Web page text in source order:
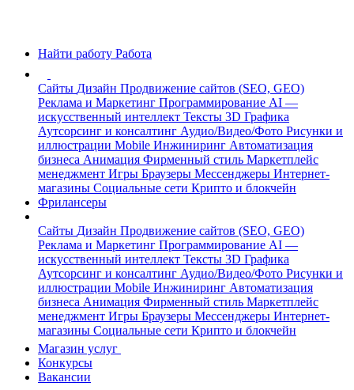
Найти работу Работа
Сайты Дизайн Продвижение сайтов (SEO, GEO)
Реклама и Маркетинг Программирование AI —
искусственный интеллект Тексты 3D Графика
Аутсорсинг и консалтинг Аудио/Видео/Фото Рисунки и
иллюстрации Mobile Инжиниринг Автоматизация
бизнеса Анимация Фирменный стиль Маркетплейс
менеджмент Игры Браузеры Мессенджеры Интернет-
магазины Социальные сети Крипто и блокчейн
Фрилансеры
Сайты Дизайн Продвижение сайтов (SEO, GEO)
Реклама и Маркетинг Программирование AI —
искусственный интеллект Тексты 3D Графика
Аутсорсинг и консалтинг Аудио/Видео/Фото Рисунки и
иллюстрации Mobile Инжиниринг Автоматизация
бизнеса Анимация Фирменный стиль Маркетплейс
менеджмент Игры Браузеры Мессенджеры Интернет-
магазины Социальные сети Крипто и блокчейн
Магазин услуг
Конкурсы
Вакансии